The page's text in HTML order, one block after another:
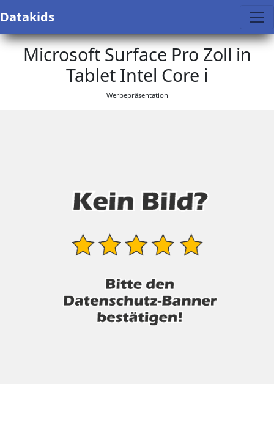
Datakids
Microsoft Surface Pro Zoll in
Tablet Intel Core i
Werbepräsentation